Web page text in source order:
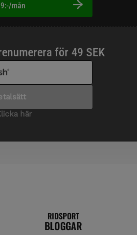
mån
RIDSPORT
BLOGGAR